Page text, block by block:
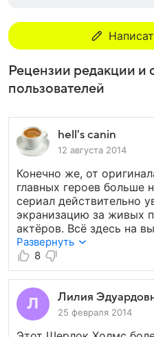
Рецензии редакции и
пользователей
hell's canin
12 августа 2014
Конечно же, от
главных героев больше
сериал действительно
экранизацию за живых
актёров. Всё здесь на
достаточно
здесь более, так
человечный, не боится
что мне и нравится, в
из ВВС версии. После
Миллер стал для меня
актёров. Ну а Люси
Развернуть
8
Лилия
25 февраля 2014